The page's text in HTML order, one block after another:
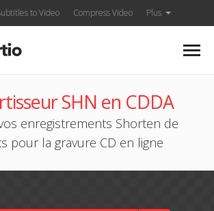
to Video Compress Video Plus
SHN en CDDA
enregistrements Shorten de
pour la gravure CD en ligne